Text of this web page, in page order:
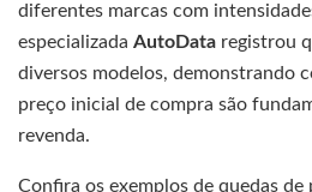
diferentes marcas com
especializada AutoData registrou
diversos modelos, demonstrando
preço inicial de compra são
revenda.
Confira os exemplos de quedas